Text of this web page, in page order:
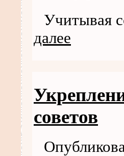
Учитывая
далее
советов